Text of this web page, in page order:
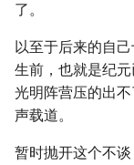
了。
以至于后来的自
生前，也就是纪
光明阵营压的出
声载道。
暂时抛开这个不